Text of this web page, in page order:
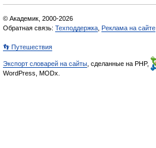
© Академик, 2000-2026
Обратная связь: Техподдержка Реклама на сайте
👣 Путешествия
Экспорт словарей на сайты , сделанные на PHP,
WordPress, MODx.